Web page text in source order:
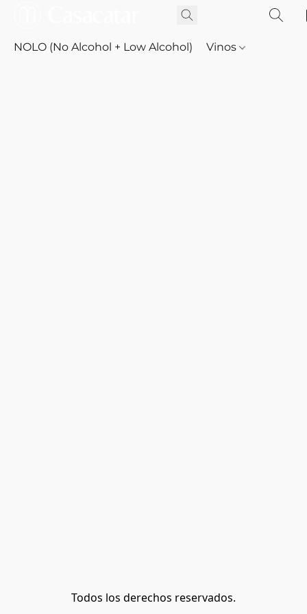
NOLO (No Alcohol + Low Alcohol) Vinos
Todos los derechos reservados.